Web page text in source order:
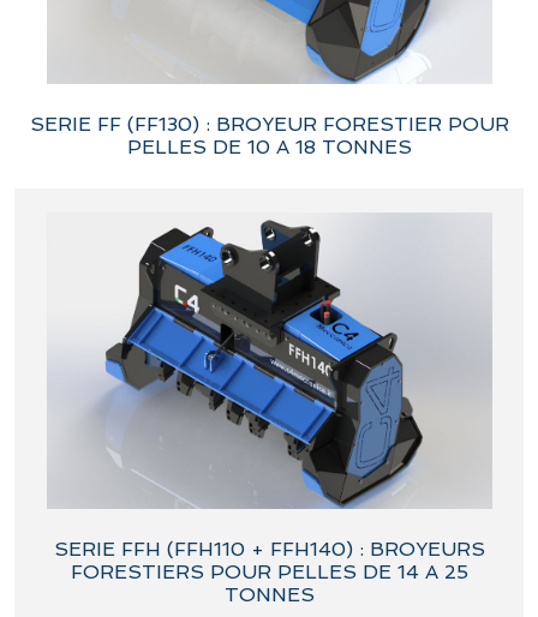
SERIE FF (FF130) : BROYEUR FORESTIER POUR
PELLES DE 10 A 18 TONNES
SERIE FFH (FFH110 + FFH140) : BROYEURS
FORESTIERS POUR PELLES DE 14 A 25
TONNES